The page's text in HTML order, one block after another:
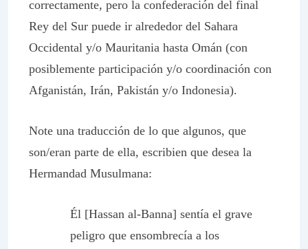
correctamente, pero la confederación del final
Rey del Sur puede ir alrededor del Sahara
Occidental y/o Mauritania hasta Omán (con
posiblemente participación y/o coordinación con
Afganistán, Irán, Pakistán y/o Indonesia).
Note una traducción de lo que algunos, que
son/eran parte de ella, escribien que desea la
Hermandad Musulmana:
Él [Hassan al-Banna] sentía el grave
peligro que ensombrecía a los